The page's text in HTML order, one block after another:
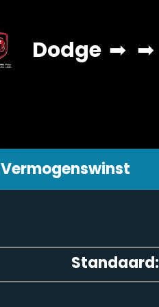
Dodge ➡ ➡
Vermogenswinst
Standaard: